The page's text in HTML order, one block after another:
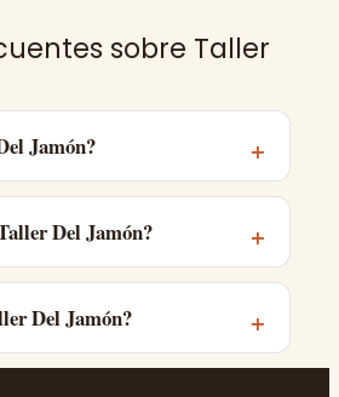
sobre Taller
Jamón?
Del Jamón?
Del Jamón?